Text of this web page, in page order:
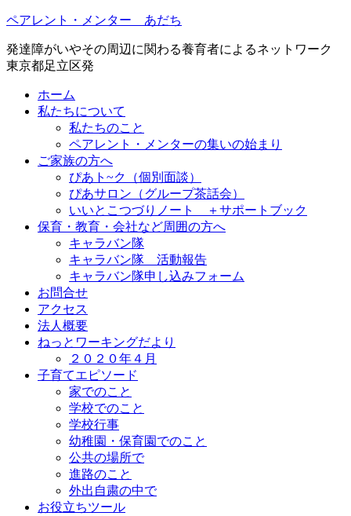
ペアレント・メンター あだち
発達障がいやその周辺に関わる養育者によるネットワーク
東京都足立区発
ホーム
私たちについて
私たちのこと
ペアレント・メンターの集いの始まり
ご家族の方へ
ぴあト~ク（個別面談）
ぴあサロン（グループ茶話会）
いいとこつづりノート ＋サポートブック
保育・教育・会社など周囲の方へ
キャラバン隊
キャラバン隊 活動報告
キャラバン隊申し込みフォーム
お問合せ
アクセス
法人概要
ねっとワーキングだより
２０２０年４月
子育てエピソード
家でのこと
学校でのこと
学校行事
幼稚園・保育園でのこと
公共の場所で
進路のこと
外出自粛の中で
お役立ちツール